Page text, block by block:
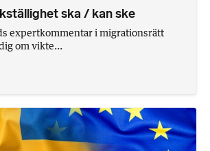
ska / kan ske
expertkommentar i migrationsrätt
om vikte...